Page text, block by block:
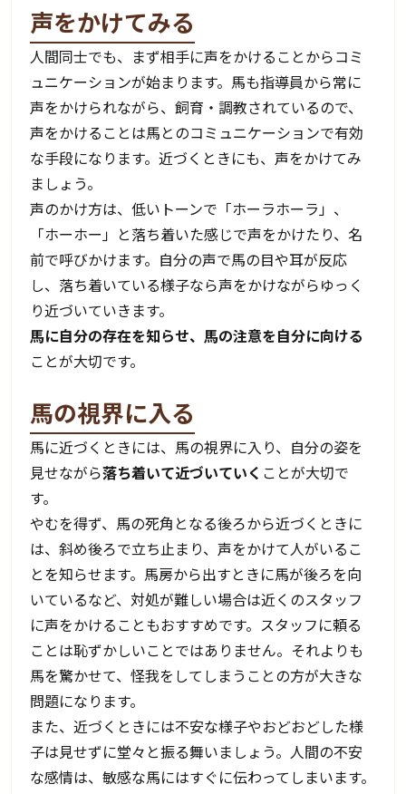
声をかけてみる
人間同士でも、まず相手に声をかけることからコミ
ュニケーションが始まります。馬も指導員から常に
声をかけられながら、飼育・調教されているので、
声をかけることは馬とのコミュニケーションで有効
な手段になります。近づくときにも、声をかけてみ
ましょう。
声のかけ方は、低いトーンで「ホーラホーラ」、
「ホーホー」と落ち着いた感じで声をかけたり、名
前で呼びかけます。自分の声で馬の目や耳が反応
し、落ち着いている様子なら声をかけながらゆっく
り近づいていきます。
馬に自分の存在を知らせ、馬の注意を自分に向ける
ことが大切です。
馬の視界に入る
馬に近づくときには、馬の視界に入り、自分の姿を
見せながら落ち着いて近づいていく ことが大切で
す。
やむを得ず、馬の死角となる後ろから近づくときに
は、斜め後ろで立ち止まり、声をかけて人がいるこ
とを知らせます。馬房から出すときに馬が後ろを向
いているなど、対処が難しい場合は近くのスタッフ
に声をかけることもおすすめです。スタッフに頼る
ことは恥ずかしいことではありません。それよりも
馬を驚かせて、怪我をしてしまうことの方が大きな
問題になります。
また、近づくときには不安な様子やおどおどした様
子は見せずに堂々と振る舞いましょう。人間の不安
な感情は、敏感な馬にはすぐに伝わってしまいます。